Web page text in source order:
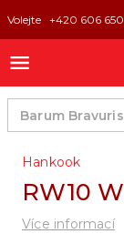
Volejte +420 606
Hankook
RW10
Více informací